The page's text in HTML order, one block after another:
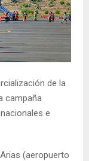
de la
campaña
e
(aeropuerto